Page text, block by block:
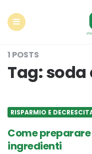
1 POSTS
Tag:soda
RISPARMIO E
Come preparare
ingredienti